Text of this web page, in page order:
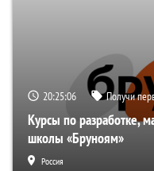
20:25:05 Получи
Курсы по разработке,
школы «Бруноям»
Россия